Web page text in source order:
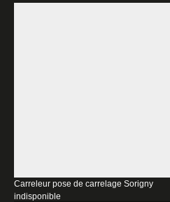
Carreleur pose de carrelage Sorigny
indisponible